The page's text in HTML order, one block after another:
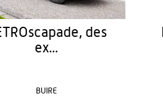
des
ex...
BUIRE